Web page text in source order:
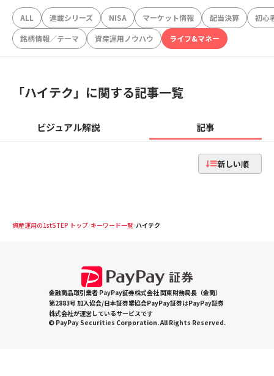
ALL 連載シリーズ NISA マーケット情報 配当決算
初心
銘柄情報／テーマ
資産運用ノウハウ ライフ&マネー
「ハイテク」に関する記事一覧
ビジュアル解説 記事
新しい順
資産運用の1stSTEP トップ キーワード一覧 ハイテク
金融商品取引業者 PayPay証券株式会社 関東財務局長（金商）
第2883号 加入協会/日本証券業協会PayPay証券はPayPay証券
株式会社が運営しているサービスです
© PayPay Securities Corporation. All Rights Reserved.